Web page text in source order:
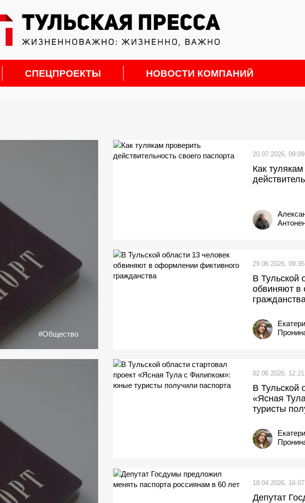
СПЕЦПРОЕКТЫ НОВОСТИ КОМПАНИЙ
#Общество
20.07.2026, 09:09
Как
29.06.2026, 09:35
В Тульской
обвиняют в
02.06.2026, 12:21
В Тульской
«Ясная
туристы
18.04.2026, 16:07
Депутат